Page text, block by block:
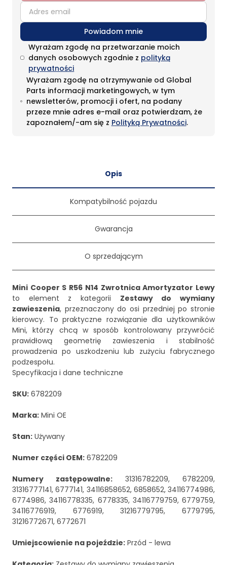
email
Powiadom mnie
Wyrażam zgodę na przetwarzanie moich
danych osobowych zgodnie z polityką
prywatności
Wyrażam zgodę na otrzymywanie od Global
Parts informacji marketingowych, w tym
newsletterów, promocji i ofert, na podany
przeze mnie adres e-mail oraz potwierdzam, że
zapoznałem/-am się z Polityką Prywatności.
Opis
Kompatybilność pojazdu
Gwarancja
O sprzedającym
Mini Cooper S R56 N14 Zwrotnica Amortyzator Lewy
to element z kategorii Zestawy do wymiany
zawieszenia, przeznaczony do osi przedniej po stronie
kierowcy. To praktyczne rozwiązanie dla użytkowników
Mini, którzy chcą w sposób kontrolowany przywrócić
prawidłową geometrię zawieszenia i stabilność
prowadzenia po uszkodzeniu lub zużyciu fabrycznego
podzespołu.
Specyfikacja i dane techniczne
SKU: 6782209
Marka: Mini OE
Stan: Używany
Numer części OEM: 6782209
Numery zastępowalne: 31316782209, 6782209,
31316777141, 6777141, 34116858652, 6858652, 34116774986,
6774986, 34116778335, 6778335, 34116779759, 6779759,
34116776919, 6776919, 31216779795, 6779795,
31216772671, 6772671
Umiejscowienie na pojeździe: Przód - lewa